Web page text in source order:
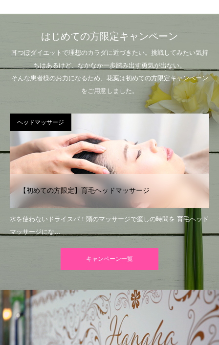
はじめての方限定キャンペーン
耳つぼダイエットで理想のカラダに近づきたい。挑戦してみたい気持
ちはあるけど、なかなか一歩踏み出す勇気が出ない。
そんな患者様のお力になるため、花葉は初めての方限定キャンペーン
をご用意しました。
ヘッドマッサージ
【初めての方限定】育毛ヘッドマッサージ
水を使わないドライスパ！頭のマッサージで癒しの時間を 育毛ヘッド
マッサージにな…
キャンペーン一覧